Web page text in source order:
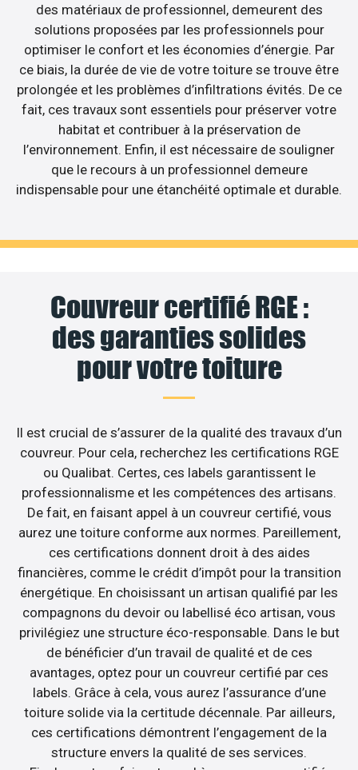
des matériaux de professionnel, demeurent des
solutions proposées par les professionnels pour
optimiser le confort et les économies d’énergie. Par
ce biais, la durée de vie de votre toiture se trouve être
prolongée et les problèmes d’infiltrations évités. De ce
fait, ces travaux sont essentiels pour préserver votre
habitat et contribuer à la préservation de
l’environnement. Enfin, il est nécessaire de souligner
que le recours à un professionnel demeure
indispensable pour une étanchéité optimale et durable.
Couvreur certifié RGE :
des garanties solides
pour votre toiture
Il est crucial de s’assurer de la qualité des travaux d’un
couvreur. Pour cela, recherchez les certifications RGE
ou Qualibat. Certes, ces labels garantissent le
professionnalisme et les compétences des artisans.
De fait, en faisant appel à un couvreur certifié, vous
aurez une toiture conforme aux normes. Pareillement,
ces certifications donnent droit à des aides
financières, comme le crédit d’impôt pour la transition
énergétique. En choisissant un artisan qualifié par les
compagnons du devoir ou labellisé éco artisan, vous
privilégiez une structure éco-responsable. Dans le but
de bénéficier d’un travail de qualité et de ces
avantages, optez pour un couvreur certifié par ces
labels. Grâce à cela, vous aurez l’assurance d’une
toiture solide via la certitude décennale. Par ailleurs,
ces certifications démontrent l’engagement de la
structure envers la qualité de ses services.